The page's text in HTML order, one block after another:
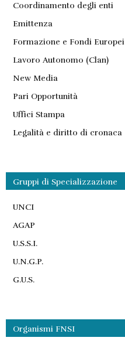
Coordinamento degli enti
Emittenza
Formazione e Fondi Europei
Lavoro Autonomo (Clan)
New Media
Pari Opportunità
Uffici Stampa
Legalità e diritto di cronaca
Gruppi di Specializzazione
UNCI
AGAP
U.S.S.I.
U.N.G.P.
G.U.S.
Organismi FNSI